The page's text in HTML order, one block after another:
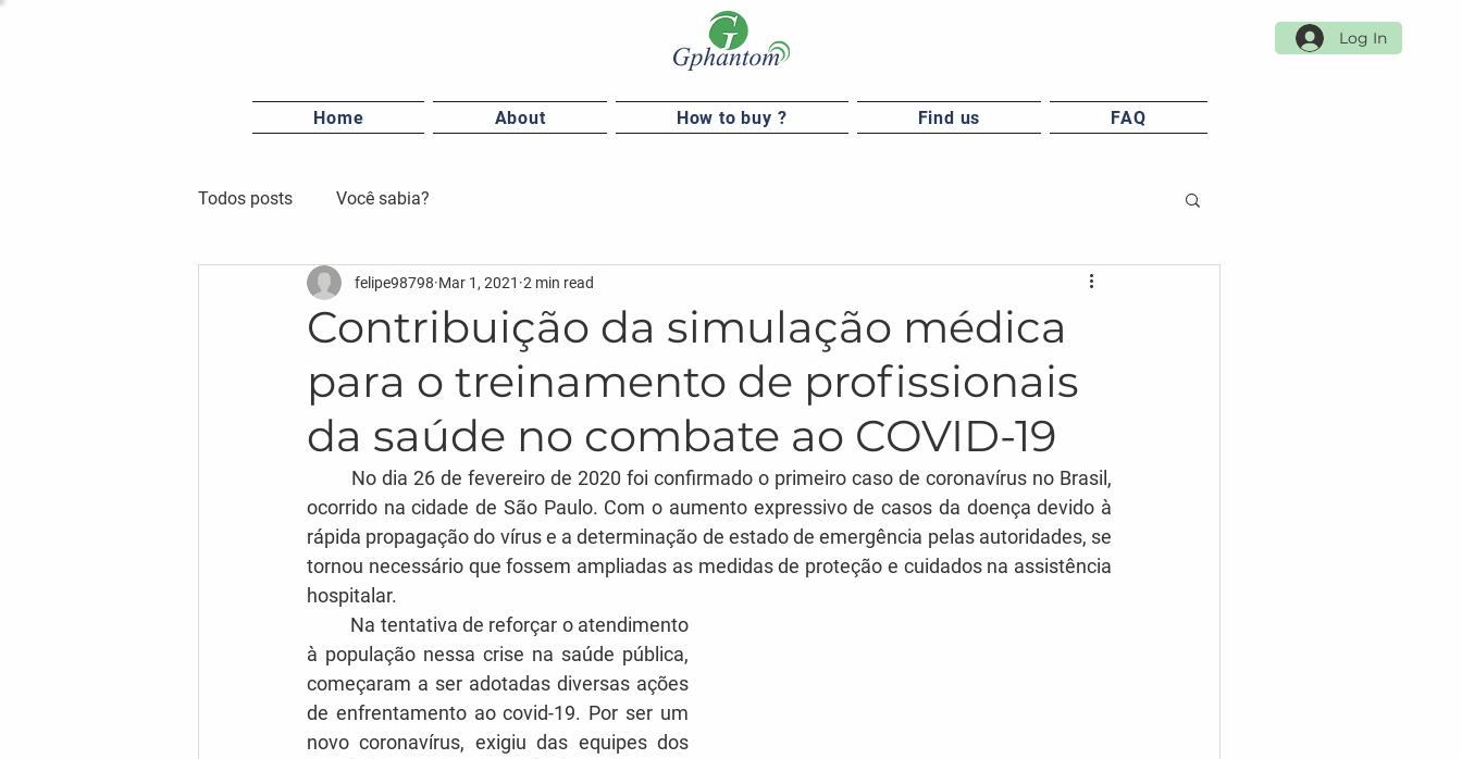
Log In
Home About How to buy ? Find us FAQ
Todos posts Você sabia?
Contribuição da simulação médica
para o treinamento de profissionais
da saúde no combate ao COVID-19
felipe98798 Mar 1, 2021 2 min read
ocorrido na cidade de São Paulo. Com o aumento expressivo de casos da doença devido à
rápida propagação do vírus e a determinação de estado de emergência pelas autoridades, se
tornou necessário que fossem ampliadas as medidas de proteção e cuidados na assistência
hospitalar.
à população nessa crise na saúde pública,
começaram a ser adotadas diversas ações
de enfrentamento ao covid-19. Por ser um
novo coronavírus, exigiu das equipes dos